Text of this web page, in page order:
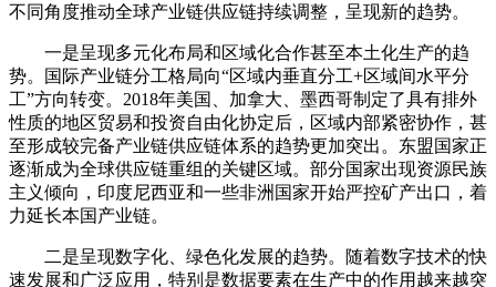
不同角度推动全球产业链供应链持续调整，呈现新的趋势。
一是呈现多元化布局和区域化合作甚至本土化生产的趋
势。国际产业链分工格局向“区域内垂直分工+区域间水平分
工”方向转变。2018年美国、加拿大、墨西哥制定了具有排外
性质的地区贸易和投资自由化协定后，区域内部紧密协作，甚
至形成较完备产业链供应链体系的趋势更加突出。东盟国家正
逐渐成为全球供应链重组的关键区域。部分国家出现资源民族
主义倾向，印度尼西亚和一些非洲国家开始严控矿产出口，着
力延长本国产业链。
二是呈现数字化、绿色化发展的趋势。随着数字技术的快
速发展和广泛应用，特别是数据要素在生产中的作用越来越突